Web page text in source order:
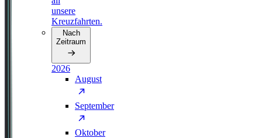
unsere
Kreuzfahrten.
Nach
Zeitraum
2026
August
September
Oktober